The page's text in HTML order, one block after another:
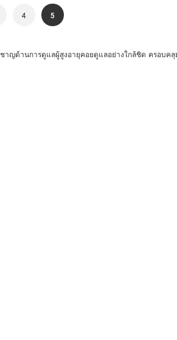
4 5
ญด้านการดูแลผู้สูงอายุคอยดูแลอย่างใกล้ชิด ครอบค